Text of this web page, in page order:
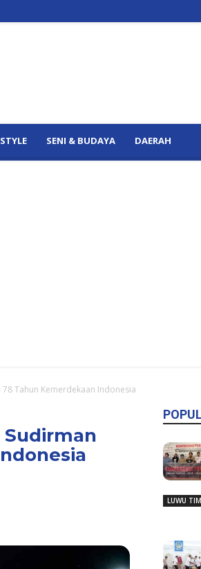
SENI & BUDAYA DAERAH
Tahun Kemerdekaan Indonesia
Sudirman
LUWU